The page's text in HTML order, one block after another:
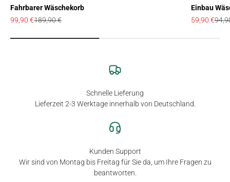
Fahrbarer Wäschekorb
Angebot
99,90 €Regulärer Preis
189,90 €
Einbau
Angebot
59,90 €
Schnelle Lieferung
Lieferzeit 2-3 Werktage innerhalb von Deutschland.
Kunden Support
Wir sind von Montag bis Freitag für Sie da, um Ihre Fragen zu
beantworten.